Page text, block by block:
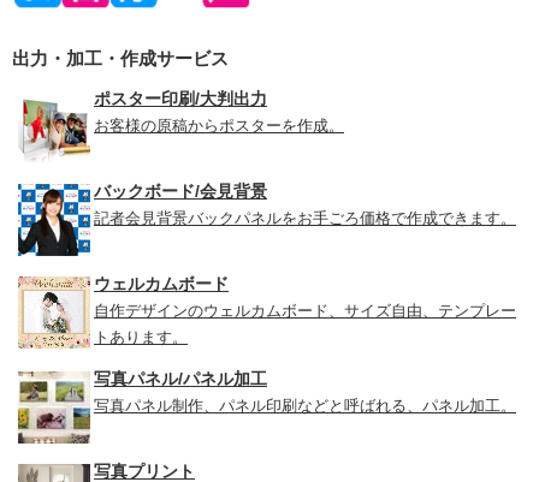
出力・加工・作成サービス
ポスター印刷/大判出力
お客様の原稿からポスターを作成。
バックボード/会見背景
記者会見背景バックパネルをお手ごろ価格で作成できます。
ウェルカムボード
自作デザインのウェルカムボード、サイズ自由、テンプレー
トあります。
写真パネル/パネル加工
写真パネル制作、パネル印刷などと呼ばれる、パネル加工。
写真プリント